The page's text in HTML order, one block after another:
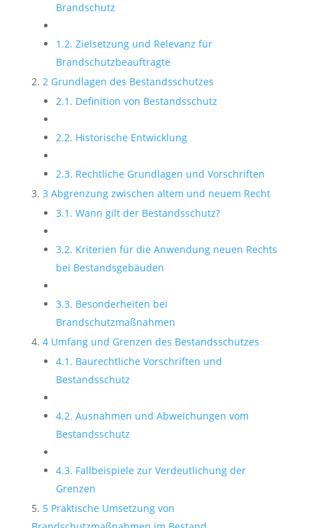
Brandschutz
1.2. Zielsetzung und Relevanz für
Brandschutzbeauftragte
2 Grundlagen des Bestandsschutzes
2.1. Definition von Bestandsschutz
2.2. Historische Entwicklung
2.3. Rechtliche Grundlagen und Vorschriften
3 Abgrenzung zwischen altem und neuem Recht
3.1. Wann gilt der Bestandsschutz?
3.2. Kriterien für die Anwendung neuen Rechts
bei Bestandsgebäuden
3.3. Besonderheiten bei
Brandschutzmaßnahmen
4 Umfang und Grenzen des Bestandsschutzes
4.1. Baurechtliche Vorschriften und
Bestandsschutz
4.2. Ausnahmen und Abweichungen vom
Bestandsschutz
4.3. Fallbeispiele zur Verdeutlichung der
Grenzen
5 Praktische Umsetzung von